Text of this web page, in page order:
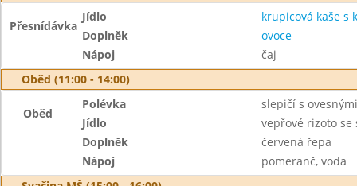
Přesnídávka
Jídlo
krupicová kaše s
Doplněk
ovoce
Nápoj
čaj
Oběd (11:00 - 14:00)
Oběd
Polévka
slepičí s
Jídlo
vepřové rizoto se
Doplněk
červená řepa
Nápoj
pomeranč, voda